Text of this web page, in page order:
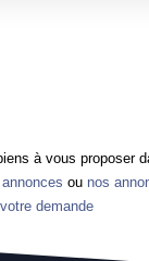
à vous proposer
ou nos
demande